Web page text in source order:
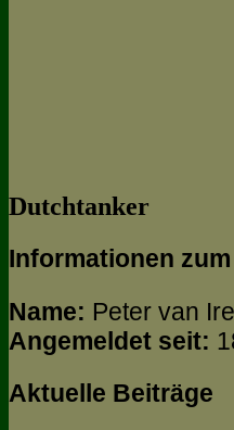
Dutchtanker
Informationen
Name: Peter van
Angemeldet seit:
Aktuelle Beiträge